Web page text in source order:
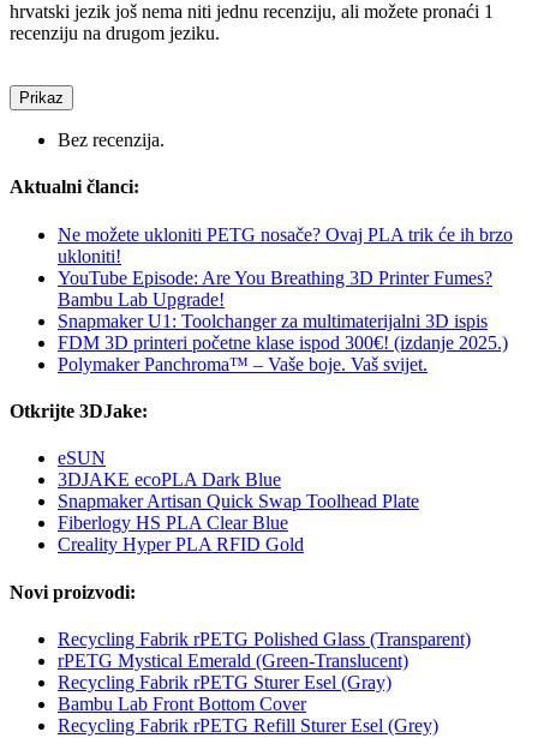
hrvatski jezik još nema niti jednu recenziju, ali možete pronaći 1
recenziju na drugom jeziku.
Prikaz
Bez recenzija.
Aktualni članci:
Ne možete ukloniti PETG nosače? Ovaj PLA trik će ih brzo
ukloniti!
YouTube Episode: Are You Breathing 3D Printer Fumes?
Bambu Lab Upgrade!
Snapmaker U1: Toolchanger za multimaterijalni 3D ispis
FDM 3D printeri početne klase ispod 300€! (izdanje 2025.)
Polymaker Panchroma™ – Vaše boje. Vaš svijet.
Otkrijte 3DJake:
eSUN
3DJAKE ecoPLA Dark Blue
Snapmaker Artisan Quick Swap Toolhead Plate
Fiberlogy HS PLA Clear Blue
Creality Hyper PLA RFID Gold
Novi proizvodi:
Recycling Fabrik rPETG Polished Glass (Transparent)
rPETG Mystical Emerald (Green-Translucent)
Recycling Fabrik rPETG Sturer Esel (Gray)
Bambu Lab Front Bottom Cover
Recycling Fabrik rPETG Refill Sturer Esel (Grey)